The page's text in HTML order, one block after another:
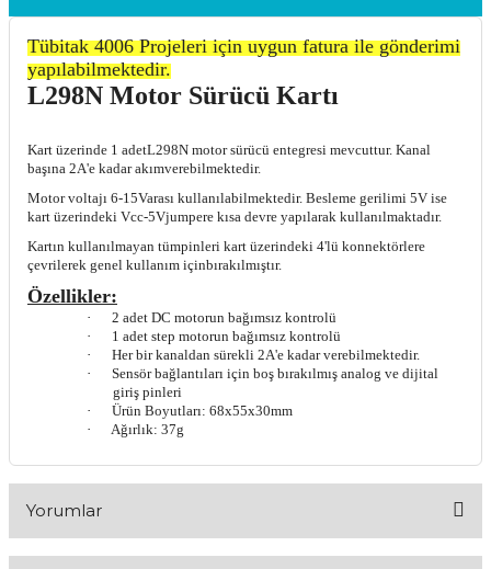
Tübitak 4006 Projeleri için uygun fatura ile gönderimi
yapılabilmektedir.
L298N Motor Sürücü Kartı
Kart üzerinde 1 adetL298N motor sürücü entegresi mevcuttur. Kanal
başına 2A'e kadar akımverebilmektedir.
Motor voltajı 6-15Varası kullanılabilmektedir. Besleme gerilimi 5V ise
kart üzerindeki Vcc-5Vjumpere kısa devre yapılarak kullanılmaktadır.
Kartın kullanılmayan tümpinleri kart üzerindeki 4'lü konnektörlere
çevrilerek genel kullanım içinbırakılmıştır.
Özellikler:
·
2 adet DC motorun bağımsız kontrolü
·
1 adet step motorun bağımsız kontrolü
·
Her bir kanaldan sürekli 2A'e kadar verebilmektedir.
·
Sensör bağlantıları için boş bırakılmış analog ve dijital
giriş pinleri
·
Ürün Boyutları: 68x55x30mm
·
Ağırlık: 37g
Yorumlar